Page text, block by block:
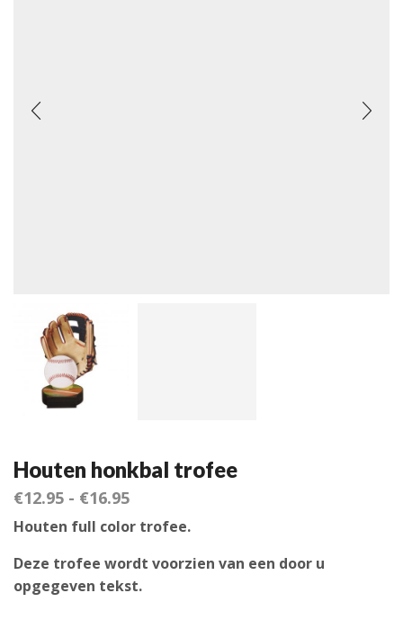
Houten honkbal trofee
€12.95 - €16.95
Houten full color trofee.
Deze trofee wordt voorzien van een door u
opgegeven tekst.